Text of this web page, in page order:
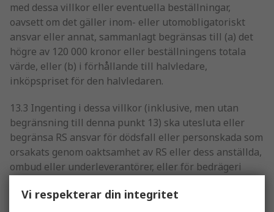
med dessa villkor eller eventuella beställningar,
oavsett om det gäller inom- eller utomobligatoriskt
ansvar eller annat, sammanlagt begränsas till (a) det
högre av 120 000 kronor eller beställningens totala
värde, eller (b) i förhållande till halvledare,
inköpspriset för den halvledaren.
13.3 Ingenting i dessa villkor (inklusive, men utan
begränsning till denna punkt 13) ska utesluta eller
begränsa RS ansvar för dödsfall eller personskada som
orsakats genom oaktsamhet av RS eller dess anställda,
ombud eller underleverantörer, eller för bedrägeri
eller uteslutas.
Vi respekterar din integritet